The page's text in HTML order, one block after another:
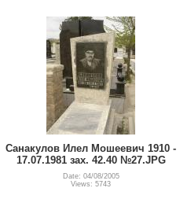
Санакулов Илел Мошеевич 1910 -
17.07.1981 зах. 42.40 №27.JPG
Date: 04/08/2005
Views: 5743